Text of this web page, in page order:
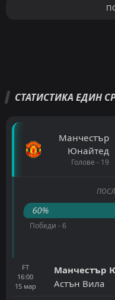
СТАТИСТИКА ЕДИН
Манчестър
Юнайтед
Голове - 19
60%
Победи - 6
FT
16:00
15 мар
Манчестър
Астън Вила